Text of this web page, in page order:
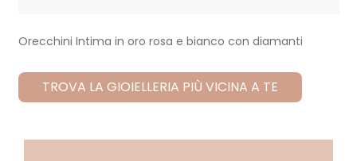
Orecchini Intima in oro rosa e bianco con diamanti
TROVA LA GIOIELLERIA PIÙ VICINA A TE